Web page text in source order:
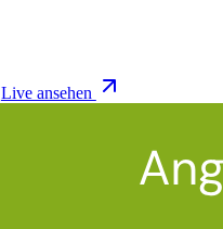
Live ansehen